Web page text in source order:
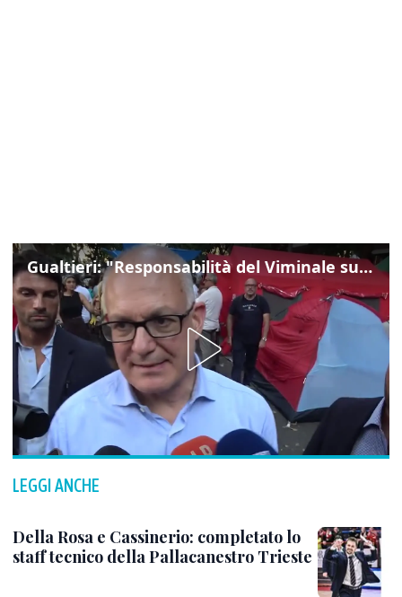
Gualtieri: "Responsabilità del Viminale su Spin Time? La posizione dei partiti è nota"
LEGGI ANCHE
Della Rosa e Cassinerio: completato lo
staff tecnico della Pallacanestro Trieste